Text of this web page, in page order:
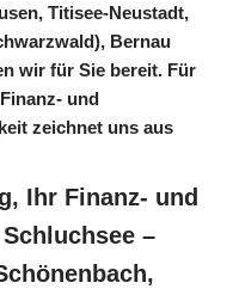
Titisee-Neustadt,
Bernau
wir für Sie bereit. Für
und
zeichnet uns aus
Ihr Finanz- und
–